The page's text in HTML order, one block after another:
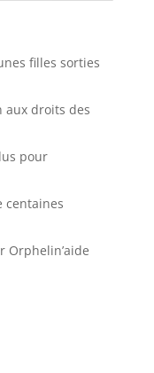
filles sorties
aux droits des
pour
centaines
Orphelin’aide